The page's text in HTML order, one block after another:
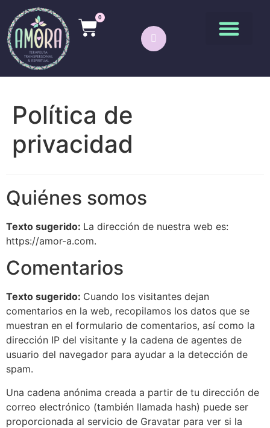
0
Política de
privacidad
Quiénes somos
Texto sugerido: La dirección de nuestra web es:
https://amor-a.com.
Comentarios
Texto sugerido: Cuando los visitantes dejan
comentarios en la web, recopilamos los datos que se
muestran en el formulario de comentarios, así como la
dirección IP del visitante y la cadena de agentes de
usuario del navegador para ayudar a la detección de
spam.
Una cadena anónima creada a partir de tu dirección de
correo electrónico (también llamada hash) puede ser
proporcionada al servicio de Gravatar para ver si la